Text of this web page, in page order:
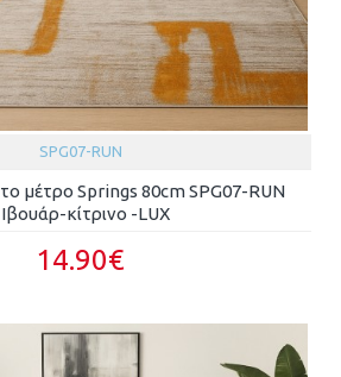
SPG07-RUN
μέτρο Springs 80cm SPG07-RUN
Ιβουάρ-κίτρινο -LUX
14.90€